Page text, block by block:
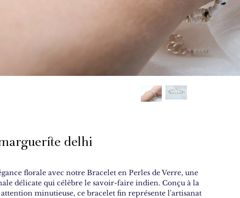
delhi
florale avec notre Bracelet en Perles de Verre, une
délicate qui célèbre le savoir-faire indien. Conçu à la
minutieuse, ce bracelet fin représente l'artisanat